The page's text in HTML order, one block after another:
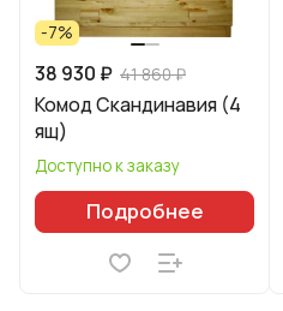
-7%
38 930 ₽ 41 860 ₽
Комод Скандинавия (4
ящ)
Доступно к заказу
Подробнее